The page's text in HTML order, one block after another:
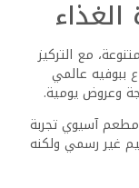
إنقاذ مؤهل
الاستلقاء
الديناميكية